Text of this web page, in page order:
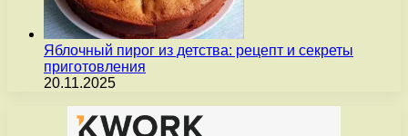
Яблочный пирог из детства: рецепт и секреты
приготовления
20.11.2025